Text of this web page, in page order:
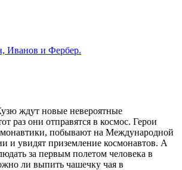
Иванов и Фербер.
ждут новые невероятные
раз они отправятся в космос. Герои
побывают на Международной
и увидят приземление космонавтов. А
за первым полетом человека в
ли выпить чашечку чая в